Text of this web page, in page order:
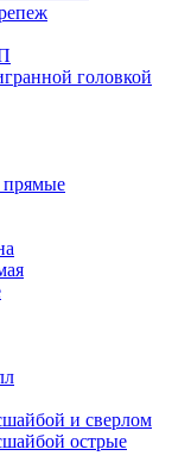
головкой
и сверлом
острые